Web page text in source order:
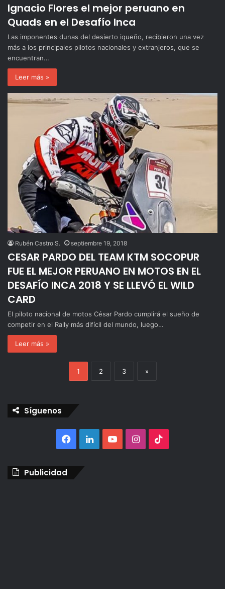
Ignacio Flores el mejor peruano en
Quads en el Desafío Inca
Las imponentes dunas del desierto iqueño, recibieron una vez
más a los principales pilotos nacionales y extranjeros, que se
encuentran…
Leer más »
Rubén Castro S. septiembre 19, 2018
CESAR PARDO DEL TEAM KTM SOCOPUR
FUE EL MEJOR PERUANO EN MOTOS EN EL
DESAFÍO INCA 2018 Y SE LLEVÓ EL WILD
CARD
El piloto nacional de motos César Pardo cumplirá el sueño de
competir en el Rally más difícil del mundo, luego…
Leer más »
1 2 3 »
Síguenos
Facebook
LinkedInYouTubeInstagram
Publicidad